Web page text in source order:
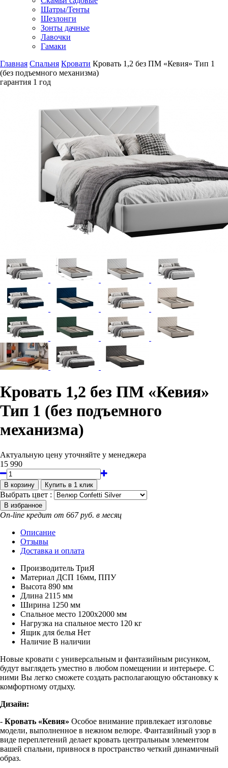
Шатры/Тенты
Шезлонги
Зонты дачные
Лавочки
Гамаки
Главная Спальня Кровати Кровать 1,2 без ПМ «Кевия» Тип 1
(без подъемного механизма)
гарантия 1 год
Кровать 1,2 без ПМ «Кевия»
Тип 1 (без подъемного
механизма)
Актуальную цену уточняйте у менеджера
15 990
Выбрать цвет :
On-line кредит от 667 руб. в месяц
Описание
Отзывы
Доставка и оплата
Производитель ТриЯ
Материал ДСП 16мм, ППУ
Высота 890 мм
Длина 2115 мм
Ширина 1250 мм
Спальное место 1200х2000 мм
Нагрузка на спальное место 120 кг
Ящик для белья Нет
Наличие В наличии
Новые кровати с универсальным и фантазийным рисунком,
будут выглядеть уместно в любом помещении и интерьере. С
ними Вы легко сможете создать располагающую обстановку к
комфортному отдыху.
Дизайн:
- Кровать «Кевия» Особое внимание привлекает изголовье
модели, выполненное в нежном велюре. Фантазийный узор в
виде переплетений делает кровать центральным элементом
вашей спальни, привнося в пространство четкий динамичный
образ.